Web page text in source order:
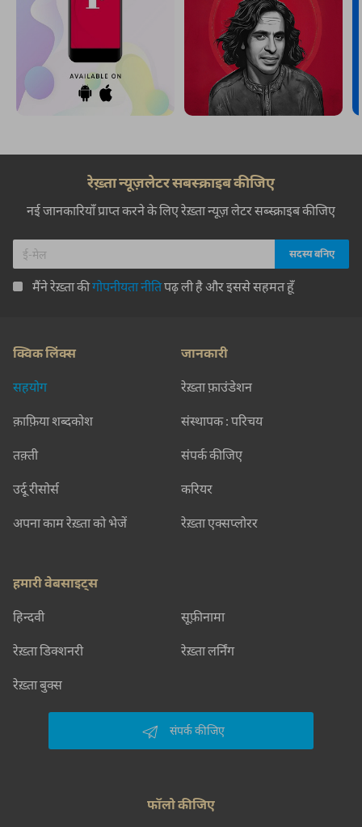
रेख़्ता न्यूज़लेटर सबस्क्राइब कीजिए
नई जानकारियाँ प्राप्त करने के लिए रेख़्ता न्यूज़ लेटर सब्स्क्राइब कीजिए
मैंने रेख़्ता कीगोपनीयता नीतिपढ़ ली है और इससे सहमत हूँ
क्विक लिंक्स
सहयोग
क़ाफ़िया शब्दकोश
तक़्ती
उर्दू रीसोर्स
अपना काम रेख़्ता को भेजें
जानकारी
रेख़्ता फ़ाउंडेशन
संस्थापक : परिचय
संपर्क कीजिए
करियर
रेख़्ता एक्सप्लोरर
हमारी वेबसाइट्स
हिन्दवी सूफ़ीनामा
रेख़्ता डिक्शनरी रेख़्ता लर्निंग
रेख़्ता बुक्स
संपर्क कीजिए
फॉलो कीजिए